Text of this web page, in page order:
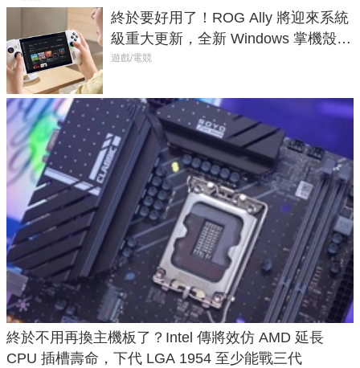
終於要好用了！ROG Ally 將迎來系統
級重大更新，全新 Windows 掌機殼模
式讓操作就像 Xbox 一樣順暢
遊戲/電競
終於不用再換主機板了？Intel 傳將效仿 AMD 延長
CPU 插槽壽命，下代 LGA 1954 至少能戰三代